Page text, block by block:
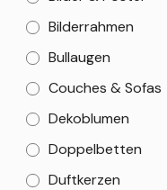
Bilderrahmen
Bullaugen
Couches & Sofas
Dekoblumen
Doppelbetten
Duftkerzen